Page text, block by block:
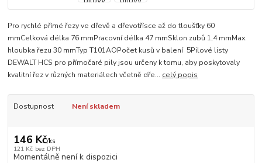
Pro rychlé přímé řezy ve dřevě a dřevotřísce až do tloušťky 60
mmCelková délka 76 mmPracovní délka 47 mmSklon zubů 1,4 mmMax.
hloubka řezu 30 mmTyp T101AOPočet kusů v balení 5Pilové listy
DEWALT HCS pro přímočaré pily jsou určeny k tomu, aby poskytovaly
kvalitní řez v různých materiálech včetně dře... celý popis
Dostupnost Není skladem
146 Kč/ks
121 Kč bez DPH
Momentálně není k dispozici